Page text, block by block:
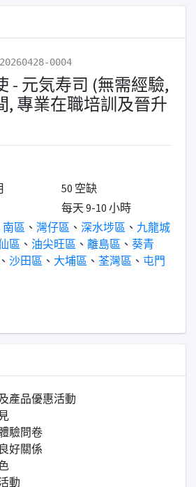
0004
- 元気寿司 (無需經驗,
, 專業在職培訓及晉升
50 空缺
每天 9-10 小時
南區 、 灣仔區 、 深水埗區 、 九龍城
區 、 油尖旺區 、 離島區 、 葵青
、 沙田區 、 大埔區 、 荃灣區 、 屯門
產品優惠活動
驗問卷
好關係
動